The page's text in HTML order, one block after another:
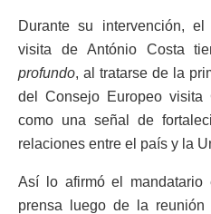
Durante su intervención,
visita de António Costa
profundo, al tratarse de la
del Consejo Europeo visita
como una señal de
relaciones entre el país y la
Así lo afirmó el
prensa luego de la